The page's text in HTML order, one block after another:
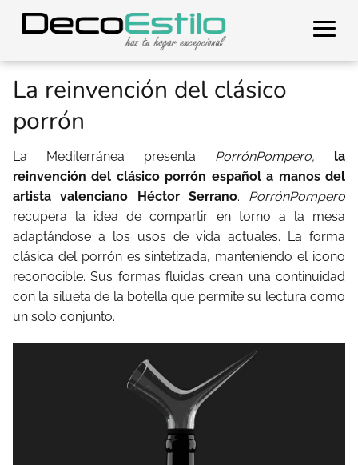
La reinvención del clásico
porrón
La Mediterránea presenta PorrónPompero, la
reinvención del clásico porrón español a manos del
artista valenciano Héctor Serrano. PorrónPompero
recupera la idea de compartir en torno a la mesa
adaptándose a los usos de vida actuales. La forma
clásica del porrón es sintetizada, manteniendo el icono
reconocible. Sus formas fluidas crean una continuidad
con la silueta de la botella que permite su lectura como
un solo conjunto.